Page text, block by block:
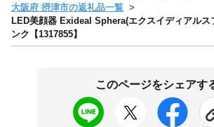
大阪府 摂津市の返礼品一覧
LED美顔器 Exideal Sphera(エクスイディアルス
ンク【1317855】
このページをシェアす